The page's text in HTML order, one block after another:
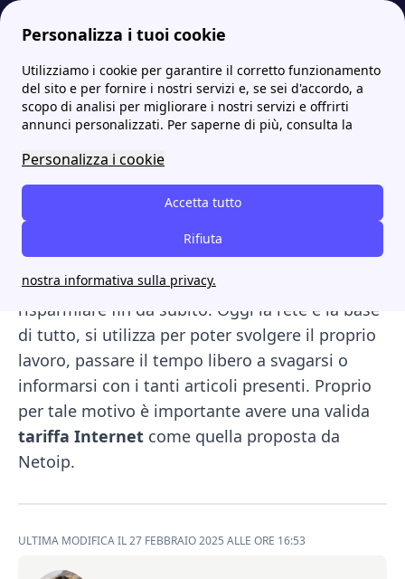
Personalizza i tuoi cookie
Utilizziamo i cookie per garantire il corretto funzionamento
del sito e per fornire i nostri servizi e, se sei d'accordo, a
scopo di analisi per migliorare i nostri servizi e offrirti
annunci personalizzati. Per saperne di più, consulta la
Personalizza i cookie
Accetta tutto
Rifiuta
nostra informativa sulla privacy.
Internet Casa Netoip: chi è, offerte, contatti, internet e linea fissa
Netoip: chi è, offerte,
contatti, internet e linea
fissa
Tra le tante proposte presenti sul mercato
internet ci sono le tariffe vantaggiose di
Netoip, valida realtà che può aiutarti a
risparmiare fin da subito. Oggi la rete è la base
di tutto, si utilizza per poter svolgere il proprio
lavoro, passare il tempo libero a svagarsi o
informarsi con i tanti articoli presenti. Proprio
per tale motivo è importante avere una valida
tariffa Internet come quella proposta da
Netoip.
ULTIMA MODIFICA IL 27 FEBBRAIO 2025 ALLE ORE 16:53